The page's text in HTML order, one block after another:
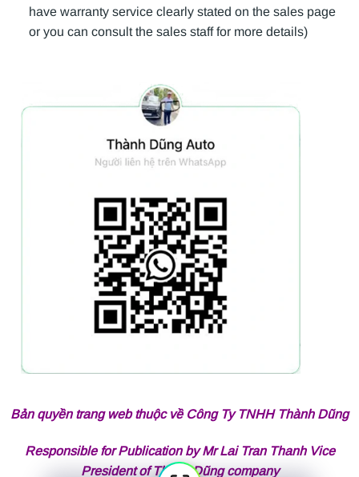
have warranty service clearly stated on the sales page
or you can consult the sales staff for more details)
Bản quyền trang web thuộc về Công Ty TNHH Thành Dũng
Responsible for Publication by Mr Lai Tran Thanh Vice
President of Thành Dũng company